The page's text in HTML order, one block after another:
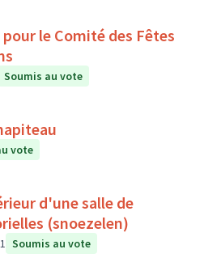
le Comité des Fêtes
Soumis au vote
vote
d'une salle de
(snoezelen)
1 Soumis au vote